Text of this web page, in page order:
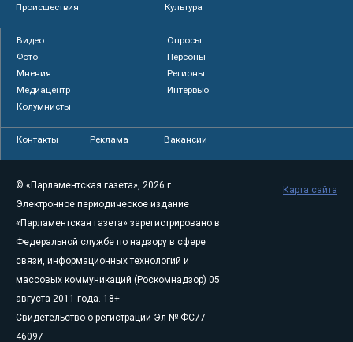
Происшествия
Культура
Видео
Опросы
Фото
Персоны
Мнения
Регионы
Медиацентр
Интервью
Колумнисты
Контакты Реклама Вакансии
© «Парламентская газета», 2026 г.
Электронное периодическое издание
«Парламентская газета» зарегистрировано в
Федеральной службе по надзору в сфере
связи, информационных технологий и
массовых коммуникаций (Роскомнадзор) 05
августа 2011 года. 18+
Свидетельство о регистрации Эл № ФС77-
46097
Карта сайта